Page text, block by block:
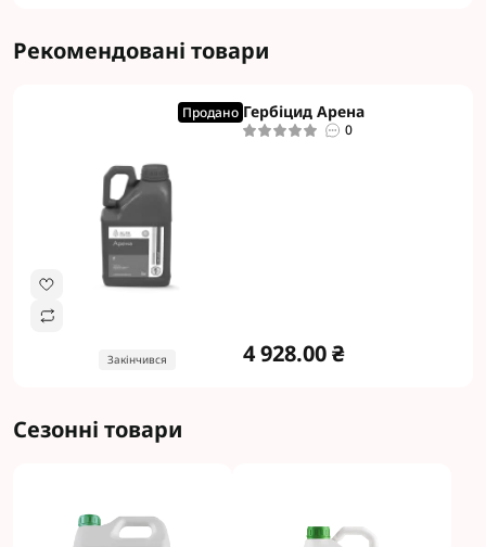
Рекомендовані товари
Продано
Закінчився
Гербіцид Арена
0
4 928.00 ₴
Сезонні товари